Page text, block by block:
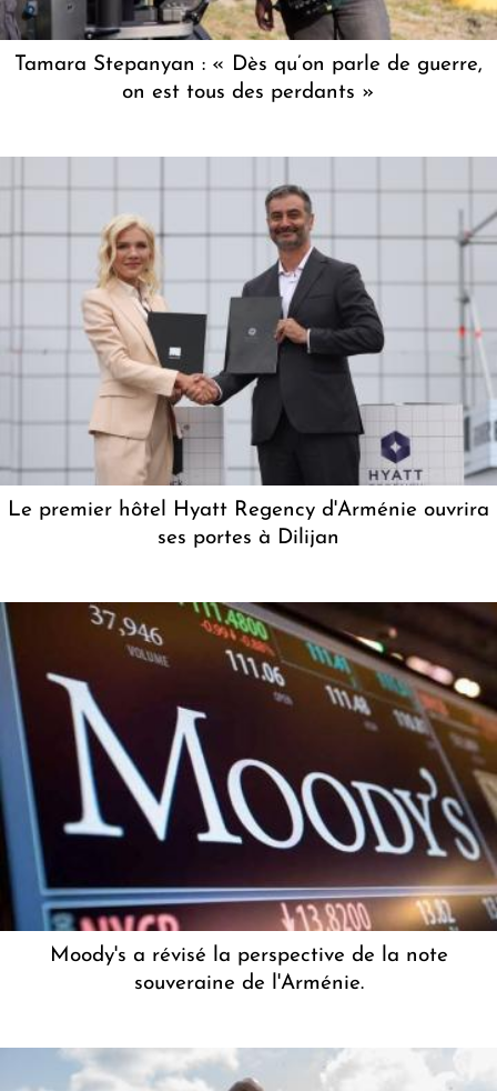
Tamara Stepanyan : « Dès qu’on parle de guerre,
on est tous des perdants »
Le premier hôtel Hyatt Regency d'Arménie ouvrira
ses portes à Dilijan
Moody's a révisé la perspective de la note
souveraine de l'Arménie.